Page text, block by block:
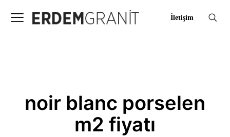
İletişim
noir blanc porselen
m2 fiyatı